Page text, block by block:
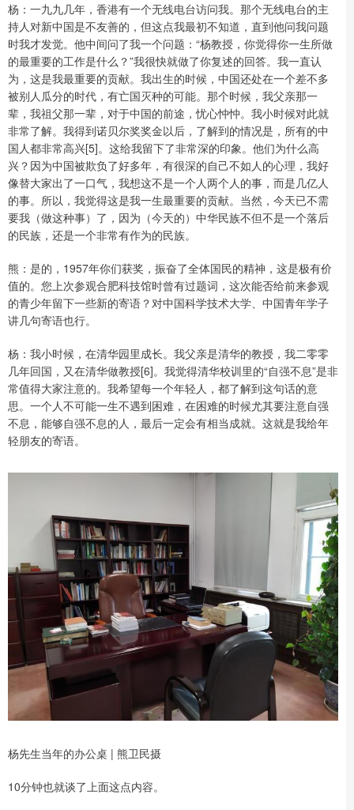
杨：一九九几年，香港有一个无线电台访问我。那个无线电台的主
持人对新中国是不友善的，但这点我最初不知道，直到他问我问题
时我才发觉。他中间问了我一个问题：“杨教授，你觉得你一生所做
的最重要的工作是什么？”我很快就做了你复述的回答。我一直认
为，这是我最重要的贡献。我出生的时候，中国还处在一个差不多
被别人瓜分的时代，有亡国灭种的可能。那个时候，我父亲那一
辈，我祖父那一辈，对于中国的前途，忧心忡忡。我小时候对此就
非常了解。我得到诺贝尔奖奖金以后，了解到的情况是，所有的中
国人都非常高兴[5]。这给我留下了非常深的印象。他们为什么高
兴？因为中国被欺负了好多年，有很深的自己不如人的心理，我好
像替大家出了一口气，我想这不是一个人两个人的事，而是几亿人
的事。所以，我觉得这是我一生最重要的贡献。当然，今天已不需
要我（做这种事）了，因为（今天的）中华民族不但不是一个落后
的民族，还是一个非常有作为的民族。
熊：是的，1957年你们获奖，振奋了全体国民的精神，这是极有价
值的。您上次参观合肥科技馆时曾有过题词，这次能否给前来参观
的青少年留下一些新的寄语？对中国科学技术大学、中国青年学子
讲几句寄语也行。
杨：我小时候，在清华园里成长。我父亲是清华的教授，我二零零
几年回国，又在清华做教授[6]。我觉得清华校训里的“自强不息”是非
常值得大家注意的。我希望每一个年轻人，都了解到这句话的意
思。一个人不可能一生不遇到困难，在困难的时候尤其要注意自强
不息，能够自强不息的人，最后一定会有相当成就。这就是我给年
轻朋友的寄语。
杨先生当年的办公桌 | 熊卫民摄
10分钟也就谈了上面这点内容。